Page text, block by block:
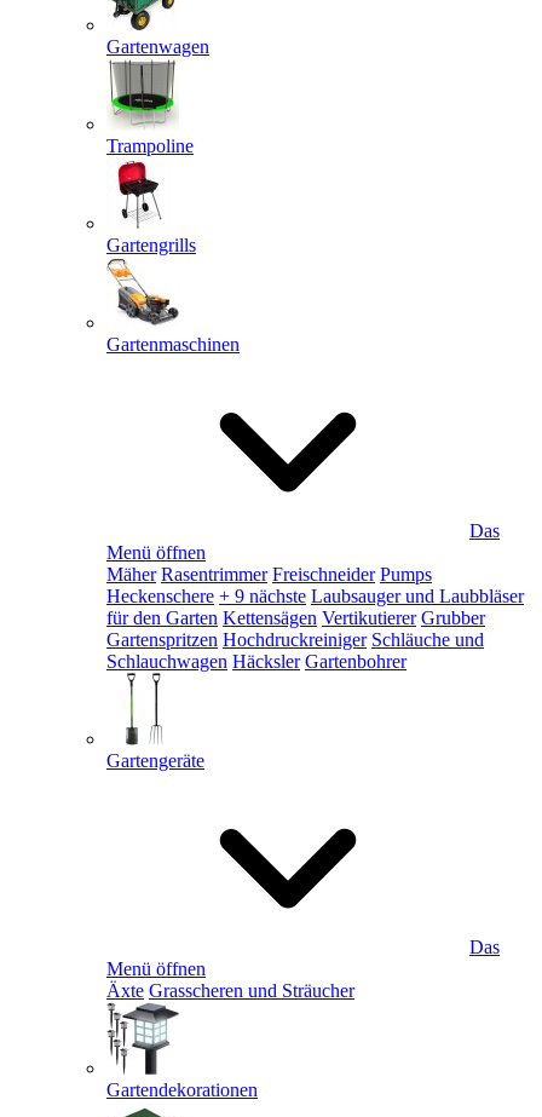
Gartenwagen
Trampoline
Gartengrills
Gartenmaschinen
Das
Menü öffnen
Mäher Rasentrimmer Freischneider Pumps
Heckenschere + 9 nächste Laubsauger und Laubbläser
für den Garten Kettensägen Vertikutierer Grubber
Gartenspritzen Hochdruckreiniger Schläuche und
Schlauchwagen Häcksler Gartenbohrer
Gartengeräte
Das
Menü öffnen
Äxte Grasscheren und Sträucher
Gartendekorationen